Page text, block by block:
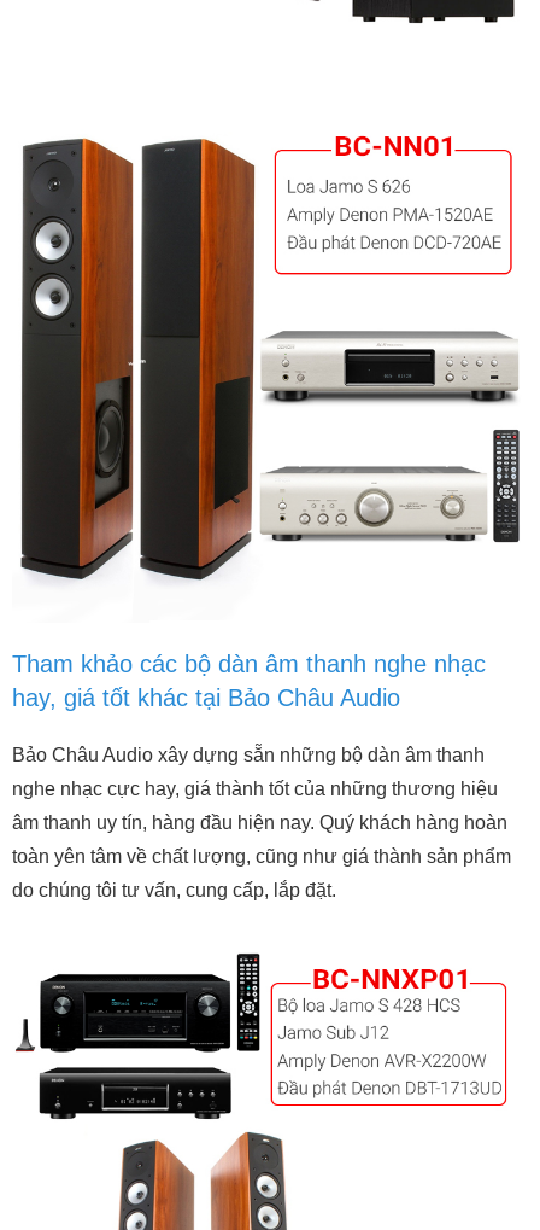
Tham khảo các bộ dàn âm thanh nghe nhạc
hay, giá tốt khác tại Bảo Châu Audio
Bảo Châu Audio xây dựng sẵn những bộ dàn âm thanh
nghe nhạc cực hay, giá thành tốt của những thương hiệu
âm thanh uy tín, hàng đầu hiện nay. Quý khách hàng hoàn
toàn yên tâm về chất lượng, cũng như giá thành sản phẩm
do chúng tôi tư vấn, cung cấp, lắp đặt.